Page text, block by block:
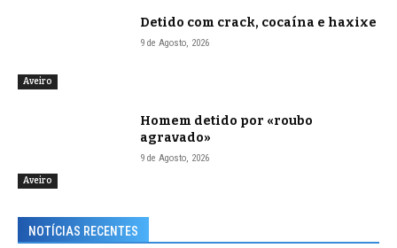
Aveiro
Detido com crack, cocaína e haxixe
9 de Agosto, 2026
Aveiro
Homem detido por «roubo
agravado»
9 de Agosto, 2026
NOTÍCIAS RECENTES